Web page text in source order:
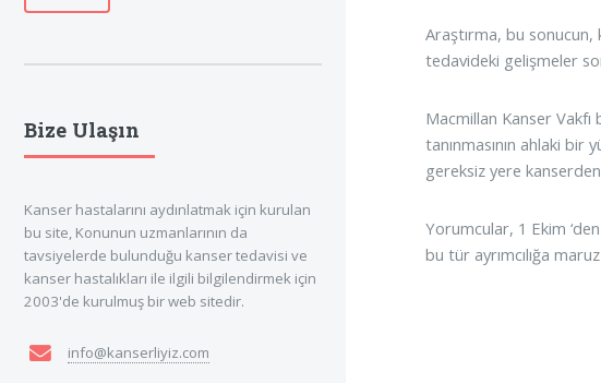
Araştırma, bu
tedavideki gelişmeler
Macmillan Kanser Vakfı
tanınmasının ahlaki bir
gereksiz yere
Yorumcular, 1 Ekim
bu tür ayrımcılığa
Bize Ulaşın
Kanser hastalarını aydınlatmak için kurulan
bu site, Konunun uzmanlarının da
tavsiyelerde bulunduğu kanser tedavisi ve
kanser hastalıkları ile ilgili bilgilendirmek için
2003'de kurulmuş bir web sitedir.
info@kanserliyiz.com